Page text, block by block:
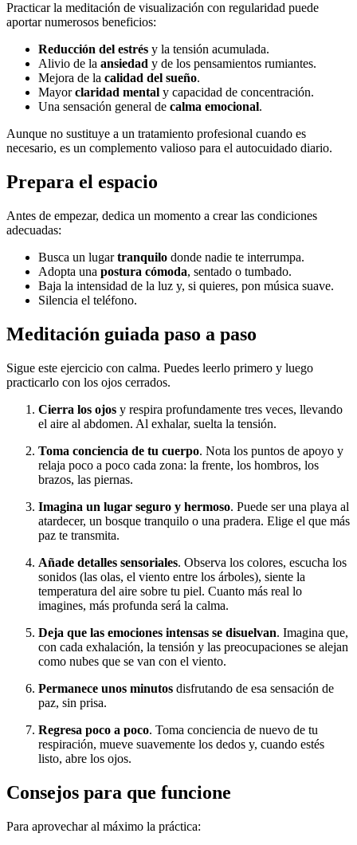
Practicar la meditación de visualización con regularidad puede
aportar numerosos beneficios:
Reducción del estrés y la tensión acumulada.
Alivio de la ansiedad y de los pensamientos rumiantes.
Mejora de la calidad del sueño.
Mayorclaridad mental y capacidad de concentración.
Una sensación general de calma emocional.
Aunque no sustituye a un tratamiento profesional cuando es
necesario, es un complemento valioso para el autocuidado diario.
Prepara el espacio
Antes de empezar, dedica un momento a crear las condiciones
adecuadas:
Busca un lugartranquilo donde nadie te interrumpa.
Adopta una postura cómoda, sentado o tumbado.
Baja la intensidad de la luz y, si quieres, pon música suave.
Silencia el teléfono.
Meditación guiada paso a paso
Sigue este ejercicio con calma. Puedes leerlo primero y luego
practicarlo con los ojos cerrados.
Cierra los ojos y respira profundamente tres veces, llevando
el aire al abdomen. Al exhalar, suelta la tensión.
Toma conciencia de tu cuerpo. Nota los puntos de apoyo y
relaja poco a poco cada zona: la frente, los hombros, los
brazos, las piernas.
Imagina un lugar seguro y hermoso. Puede ser una playa al
atardecer, un bosque tranquilo o una pradera. Elige el que más
paz te transmita.
Añade detalles sensoriales. Observa los colores, escucha los
sonidos (las olas, el viento entre los árboles), siente la
temperatura del aire sobre tu piel. Cuanto más real lo
imagines, más profunda será la calma.
Deja que las emociones intensas se disuelvan. Imagina que,
con cada exhalación, la tensión y las preocupaciones se alejan
como nubes que se van con el viento.
Permanece unos minutos disfrutando de esa sensación de
paz, sin prisa.
Regresa poco a poco. Toma conciencia de nuevo de tu
respiración, mueve suavemente los dedos y, cuando estés
listo, abre los ojos.
Consejos para que funcione
Para aprovechar al máximo la práctica: